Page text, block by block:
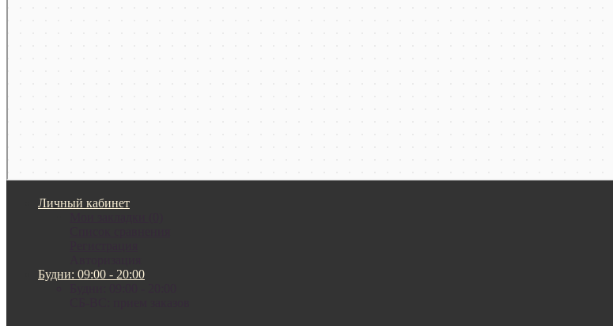
Личный кабинет
Будни: 09:00 - 20:00